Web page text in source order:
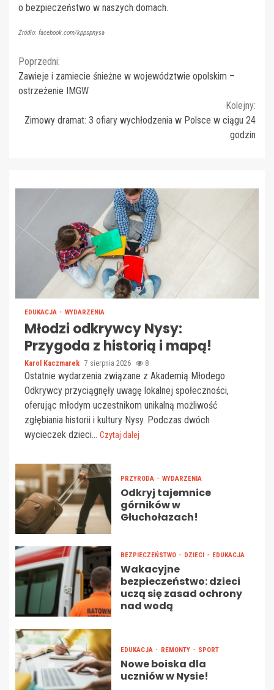
o bezpieczeństwo w naszych domach.
Źródło: facebook.com/kppspnysa
Continue
Reading
Poprzedni:
Zawieje i zamiecie śnieżne w województwie opolskim –
ostrzeżenie IMGW
Kolejny:
Zimowy dramat: 3 ofiary wychłodzenia w Polsce w ciągu 24
godzin
EDUKACJA WYDARZENIA
Młodzi odkrywcy Nysy:
Przygoda z historią i mapą!
Karol Kaczmarek 7 sierpnia 2026 8
Ostatnie wydarzenia związane z Akademią Młodego
Odkrywcy przyciągnęły uwagę lokalnej społeczności,
oferując młodym uczestnikom unikalną możliwość
zgłębiania historii i kultury Nysy. Podczas dwóch
wycieczek dzieci... Czytaj dalej
PRZYRODA WYDARZENIA
Odkryj tajemnice
górników w
Głuchołazach!
BEZPIECZEŃSTWO DZIECI EDUKACJA
Wakacyjne
bezpieczeństwo: dzieci
uczą się zasad ochrony
nad wodą
EDUKACJA REMONTY SPORT
Nowe boiska dla
uczniów w Nysie!